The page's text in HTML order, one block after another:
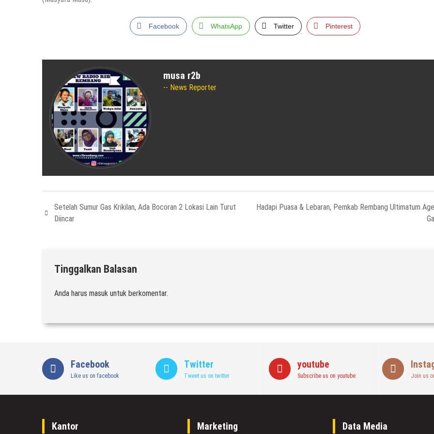
Facebook WhatsApp Twitter Pinterest
musa r2b
News Reporter
Setelah Sumur Gas Krikilan, Ada Bocoran 2 Lokasi Lain Turut
Diincar
Hadapi Puasa & Lebaran, Pemkab Rembang Ultimatum
Tinggalkan Balasan
Anda harus masuk untuk berkomentar.
Facebook
Like us on facebook
Twitter
Tweet us on twitter
youtube
Subscribe us on youtube Join us
Kantor Marketing Data Media